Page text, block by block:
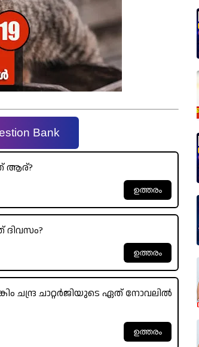
Bank
ആര്?
ചന്ദ്ര ചാറ്റർജിയുടെ ഏത് നോവലിൽ